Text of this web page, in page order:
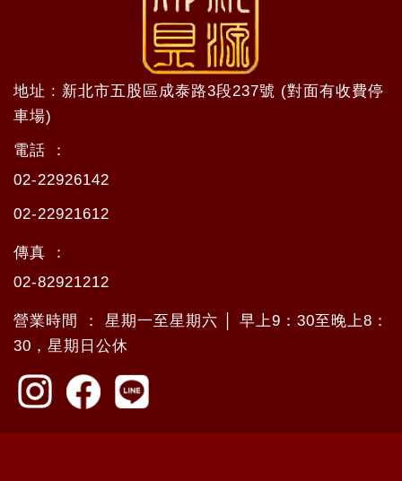
地址 : 新北市五股區成泰路3段237號 (對面有收費停
車場)
電話 ：
02-22926142
02-22921612
傳真 ：
02-82921212
營業時間 ： 星期一至星期六 │ 早上9：30至晚上8：
30，星期日公休